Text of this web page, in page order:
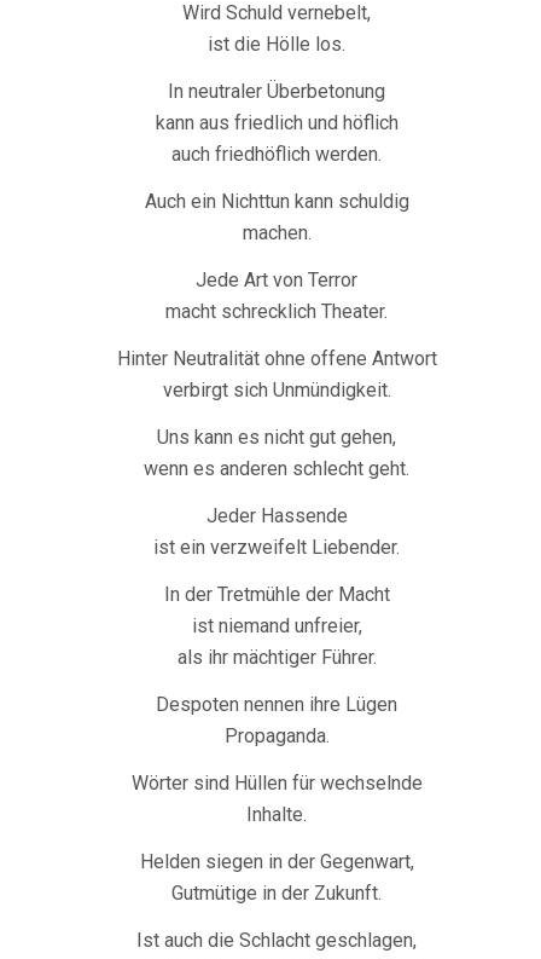
Wird Schuld vernebelt,
ist die Hölle los.
In neutraler Überbetonung
kann aus friedlich und höflich
auch friedhöflich werden.
Auch ein Nichttun kann schuldig
machen.
Jede Art von Terror
macht schrecklich Theater.
Hinter Neutralität ohne offene Antwort
verbirgt sich Unmündigkeit.
Uns kann es nicht gut gehen,
wenn es anderen schlecht geht.
Jeder Hassende
ist ein verzweifelt Liebender.
In der Tretmühle der Macht
ist niemand unfreier,
als ihr mächtiger Führer.
Despoten nennen ihre Lügen
Propaganda.
Wörter sind Hüllen für wechselnde
Inhalte.
Helden siegen in der Gegenwart,
Gutmütige in der Zukunft.
Ist auch die Schlacht geschlagen,